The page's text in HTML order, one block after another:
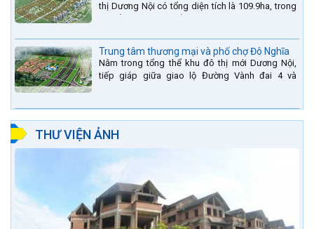
thị Dương Nội có tổng diện tích là 109.9ha, trong
Trung tâm thương mại và phố chợ Đô Nghĩa
Nằm trong tổng thể khu đô thị mới Dương Nội,
tiếp giáp giữa giao lộ Đường Vành đai 4 và
THƯ VIỆN ẢNH